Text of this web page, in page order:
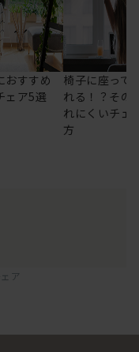
おすすめ
ェア5選
椅子に座って
れる！？その
れにくいチェ
方
ア